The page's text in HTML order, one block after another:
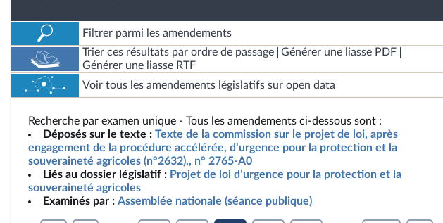
Filtrer parmi les amendements
Trier ces résultats par ordre de passage
Générer une liasse PDF
Générer une liasse RTF
Voir tous les amendements législatifs sur open data
Recherche par examen unique - Tous les amendements ci-dessous sont :
Déposés sur le texte : Texte de la commission sur le projet de loi, après
engagement de la procédure accélérée, d’urgence pour la protection et la
souveraineté agricoles (n°2632)., n° 2765-A0
Liés au dossier législatif : Projet de loi d’urgence pour la protection et la
souveraineté agricoles
Examinés par : Assemblée nationale (séance publique)